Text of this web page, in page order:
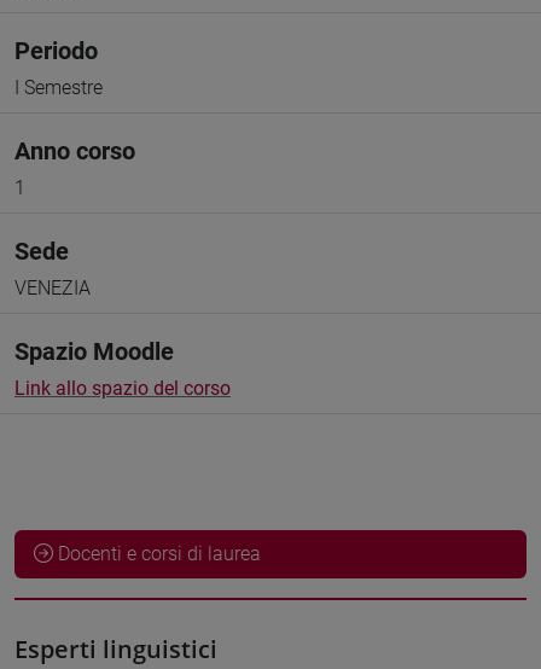
Periodo
I Semestre
Anno corso
1
Sede
VENEZIA
Spazio Moodle
Link allo spazio del corso
Docenti e corsi di laurea
Esperti linguistici